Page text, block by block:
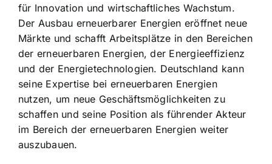
für Innovation und wirtschaftliches Wachstum.
Der Ausbau erneuerbarer Energien eröffnet neue
Märkte und schafft Arbeitsplätze in den Bereichen
der erneuerbaren Energien, der Energieeffizienz
und der Energietechnologien. Deutschland kann
seine Expertise bei erneuerbaren Energien
nutzen, um neue Geschäftsmöglichkeiten zu
schaffen und seine Position als führender Akteur
im Bereich der erneuerbaren Energien weiter
auszubauen.